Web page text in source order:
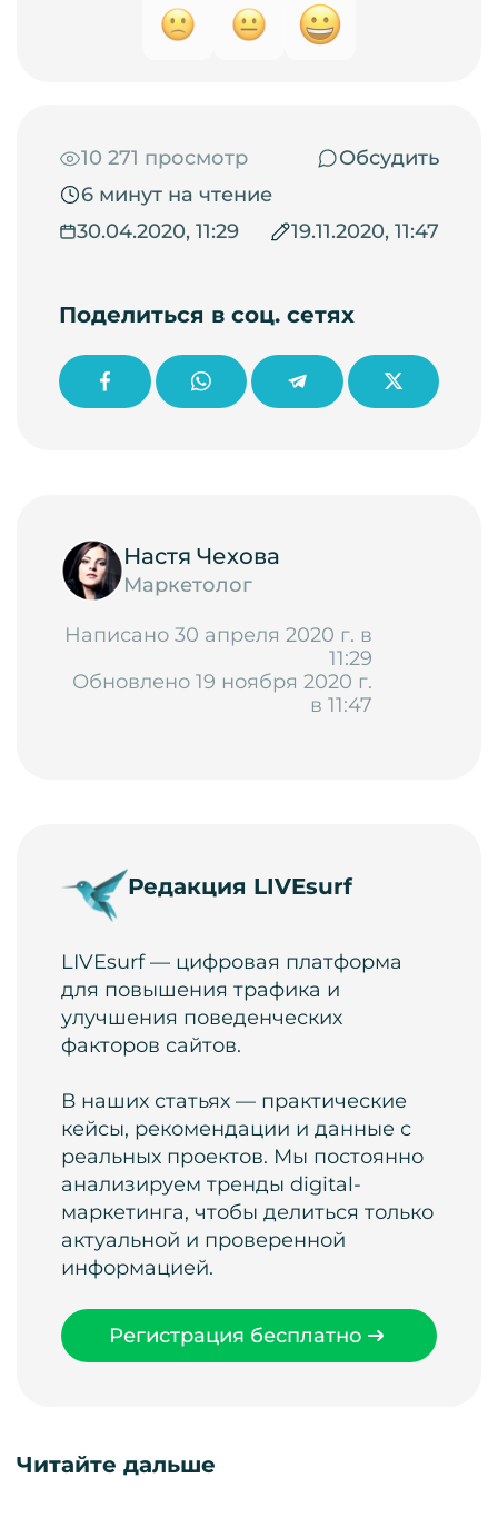
10 271 просмотр
Обсудить
6 минут на чтение
30.04.2020, 11:29
19.11.2020, 11:47
Поделиться в соц. сетях
Настя Чехова
Маркетолог
Написано 30 апреля 2020 г. в
11:29
Обновлено 19 ноября 2020 г.
в 11:47
Редакция LIVEsurf
LIVEsurf — цифровая платформа
для повышения трафика и
улучшения поведенческих
факторов сайтов.
В наших статьях — практические
кейсы, рекомендации и данные с
реальных проектов. Мы постоянно
анализируем тренды digital-
маркетинга, чтобы делиться только
актуальной и проверенной
информацией.
Регистрация бесплатно
Читайте дальше